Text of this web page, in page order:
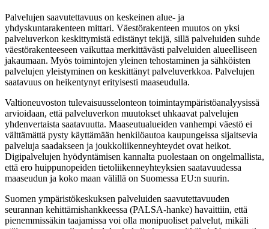
Palvelujen saavutettavuus on keskeinen alue- ja
yhdyskuntarakenteen mittari. Väestörakenteen muutos on yksi
palveluverkon keskittymistä edistänyt tekijä, sillä palveluiden suhde
väestörakenteeseen vaikuttaa merkittävästi palveluiden alueelliseen
jakaumaan. Myös toimintojen yleinen tehostaminen ja sähköisten
palvelujen yleistyminen on keskittänyt palveluverkkoa. Palvelujen
saatavuus on heikentynyt erityisesti maaseudulla.
Valtioneuvoston tulevaisuusselonteon toimintaympäristöanalyysissä
arvioidaan, että palveluverkon muutokset uhkaavat palvelujen
yhdenvertaista saatavuutta. Maaseutualueiden vanhempi väestö ei
välttämättä pysty käyttämään henkilöautoa kaupungeissa sijaitsevia
palveluja saadakseen ja joukkoliikenneyhteydet ovat heikot.
Digipalvelujen hyödyntämisen kannalta puolestaan on ongelmallista,
että ero huippunopeiden tietoliikenneyhteyksien saatavuudessa
maaseudun ja koko maan välillä on Suomessa EU:n suurin.
Suomen ympäristökeskuksen palveluiden saavutettavuuden
seurannan kehittämishankkeessa (PALSA-hanke) havaittiin, että
pienemmissäkin taajamissa voi olla monipuoliset palvelut, mikäli